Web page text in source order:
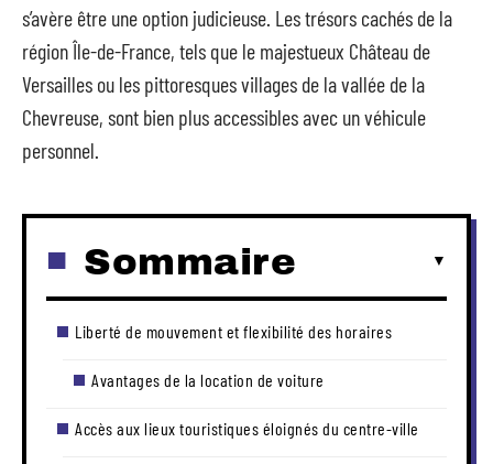
s’avère être une option judicieuse. Les trésors cachés de la
région Île-de-France, tels que le majestueux Château de
Versailles ou les pittoresques villages de la vallée de la
Chevreuse, sont bien plus accessibles avec un véhicule
personnel.
Sommaire
Liberté de mouvement et flexibilité des horaires
Avantages de la location de voiture
Accès aux lieux touristiques éloignés du centre-ville